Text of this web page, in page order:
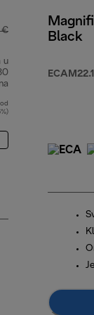
€
u
Black